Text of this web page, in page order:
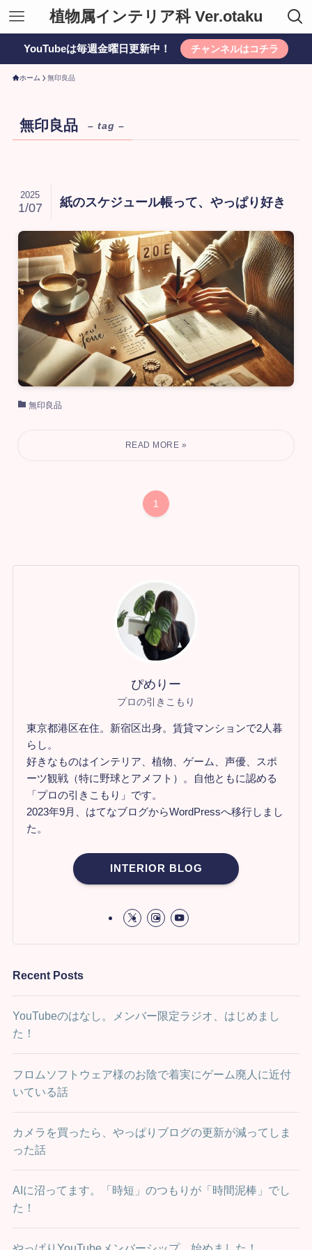
植物属インテリア科 Ver.otaku
YouTubeは毎週金曜日更新中！ チャンネルはコチラ
ホーム 無印良品
無印良品 – tag –
紙のスケジュール帳って、やっぱり好き
2025
1/07
無印良品
1
ぴめりー
プロの引きこもり
東京都港区在住。新宿区出身。賃貸マンションで2人暮
らし。
好きなものはインテリア、植物、ゲーム、声優、スポ
ーツ観戦（特に野球とアメフト）。自他ともに認める
「プロの引きこもり」です。
2023年9月、はてなブログからWordPressへ移行しまし
た。
INTERIOR BLOG
Recent Posts
YouTubeのはなし。メンバー限定ラジオ、はじめまし
た！
フロムソフトウェア様のお陰で着実にゲーム廃人に近付
いている話
カメラを買ったら、やっぱりブログの更新が減ってしま
った話
AIに沼ってます。「時短」のつもりが「時間泥棒」でし
た！